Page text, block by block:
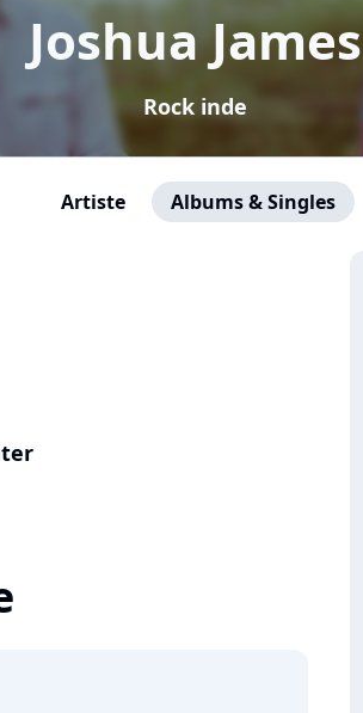
Joshua James
Rock inde
Artiste Albums & Singles